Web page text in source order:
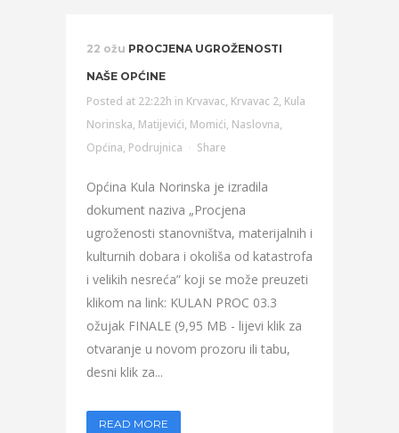
22 ožu PROCJENA UGROŽENOSTI
NAŠE OPĆINE
Posted at 22:22h in Krvavac, Krvavac 2, Kula
Norinska, Matijevići, Momići, Naslovna,
Općina, Podrujnica Share
Općina Kula Norinska je izradila
dokument naziva „Procjena
ugroženosti stanovništva, materijalnih i
kulturnih dobara i okoliša od katastrofa
i velikih nesreća” koji se može preuzeti
klikom na link: KULAN PROC 03.3
ožujak FINALE (9,95 MB - lijevi klik za
otvaranje u novom prozoru ili tabu,
desni klik za...
READ MORE